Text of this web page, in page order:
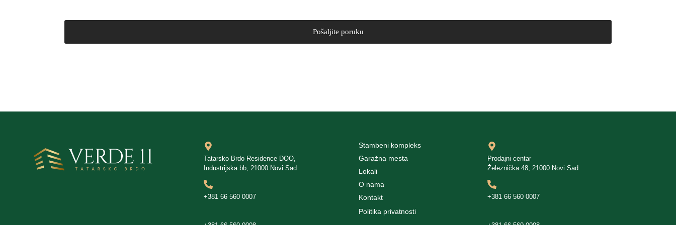
Tatarsko Brdo Residence DOO,
Industrijska bb, 21000 Novi Sad
+381 66 560 0007
Stambeni kompleks
Garažna mesta
Lokali
O nama
Kontakt
Politika privatnosti
Prodajni centar
Železnička 48, 21000 Novi Sad
+381 66 560 0007